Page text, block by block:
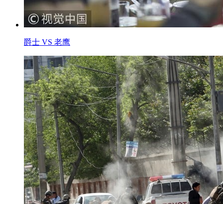
爵士 VS 老鹰